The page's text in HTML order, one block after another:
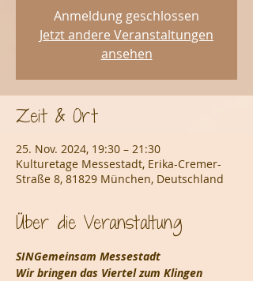
Anmeldung geschlossen
Jetzt andere Veranstaltungen
ansehen
Zeit & Ort
25. Nov. 2024, 19:30 – 21:30
Kulturetage Messestadt, Erika-Cremer-
Straße 8, 81829 München, Deutschland
Über die Veranstaltung
SINGemeinsam Messestadt
Wir bringen das Viertel zum Klingen